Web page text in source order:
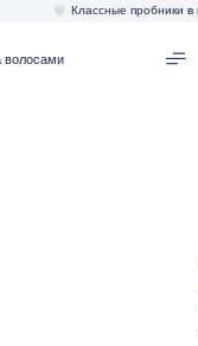
Классные пробники в каждом заказе